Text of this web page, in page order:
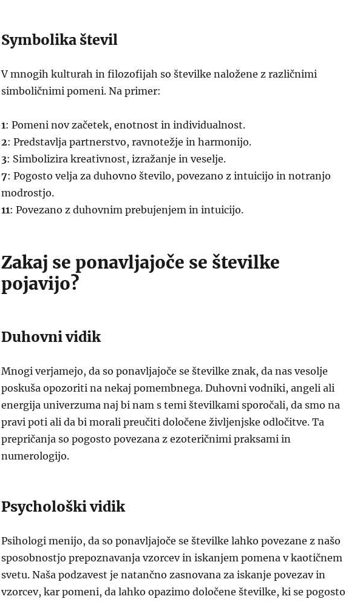
Symbolika števil
V mnogih kulturah in filozofijah so številke naložene z različnimi
simboličnimi pomeni. Na primer:
1: Pomeni nov začetek, enotnost in individualnost.
2: Predstavlja partnerstvo, ravnotežje in harmonijo.
3: Simbolizira kreativnost, izražanje in veselje.
7: Pogosto velja za duhovno število, povezano z intuicijo in notranjo
modrostjo.
11: Povezano z duhovnim prebujenjem in intuicijo.
Zakaj se ponavljajoče se številke
pojavijo?
Duhovni vidik
Mnogi verjamejo, da so ponavljajoče se številke znak, da nas vesolje
poskuša opozoriti na nekaj pomembnega. Duhovni vodniki, angeli ali
energija univerzuma naj bi nam s temi številkami sporočali, da smo na
pravi poti ali da bi morali preučiti določene življenjske odločitve. Ta
prepričanja so pogosto povezana z ezoteričnimi praksami in
numerologijo.
Psychološki vidik
Psihologi menijo, da so ponavljajoče se številke lahko povezane z našo
sposobnostjo prepoznavanja vzorcev in iskanjem pomena v kaotičnem
svetu. Naša podzavest je natančno zasnovana za iskanje povezav in
vzorcev, kar pomeni, da lahko opazimo določene številke, ki se pogosto